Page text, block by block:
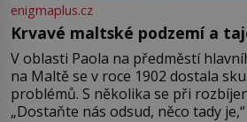
enigmaplus.cz
Krvavé maltské podzemí a
V oblasti Paola na předměstí
na Maltě se v roce 1902 dostala
problémů. S několika se při
„Dostaňte nás odsud, něco tady